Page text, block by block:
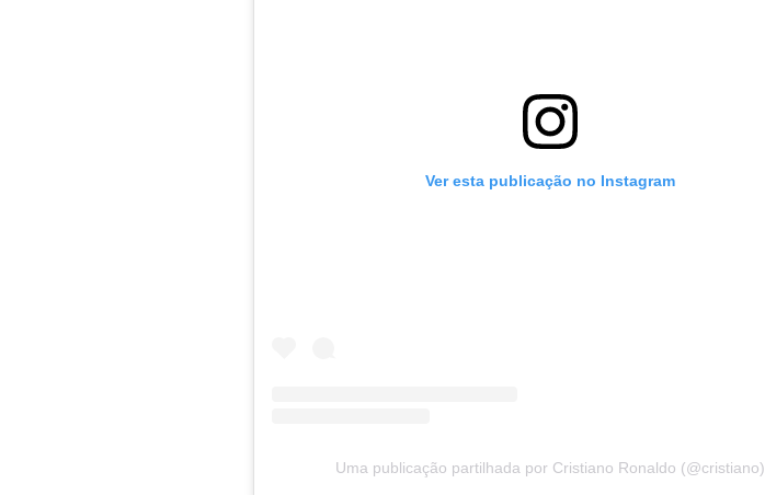
Ver esta publicação no Instagram
Uma publicação partilhada por Cristiano Ronaldo (@cristiano)